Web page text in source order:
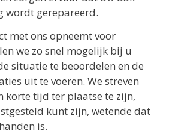
wordt gerepareerd.
met ons opneemt voor
we zo snel mogelijk bij u
situatie te beoordelen en de
uit te voeren. We streven
korte tijd ter plaatse te zijn,
kunt zijn, wetende dat
is.